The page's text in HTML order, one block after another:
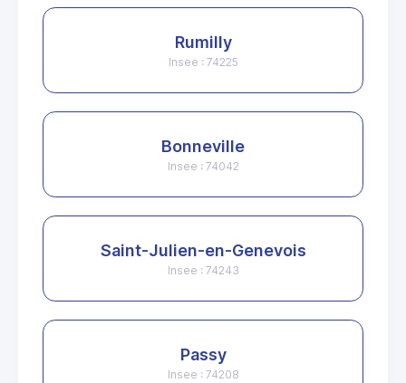
Rumilly
Insee : 74225
Bonneville
Insee : 74042
Saint-Julien-en-Genevois
Insee : 74243
Passy
Insee : 74208